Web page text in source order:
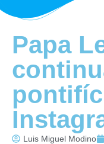
Papa
Luis Miguel Modino